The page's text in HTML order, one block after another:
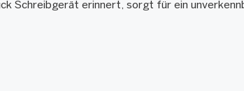
Schreibgerät erinnert, sorgt für ein